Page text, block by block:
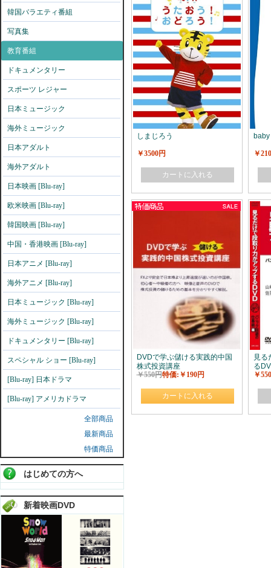
韓国バラエティ番組
写真集
教育番組
ドキュメンタリー
スポーツ レジャー
日本ミュージック
海外ミュージック
日本アダルト
海外アダルト
日本映画 [Blu-ray]
欧米映画 [Blu-ray]
韓国映画 [Blu-ray]
中国・香港映画 [Blu-ray]
日本アニメ [Blu-ray]
海外アニメ [Blu-ray]
日本ミュージック [Blu-ray]
海外ミュージック [Blu-ray]
ドキュメンタリー [Blu-ray]
スペシャル ショー [Blu-ray]
[Blu-ray] 日本ドラマ
[Blu-ray] アメリカドラマ
全部商品
最新商品
特価商品
はじめての方へ
新着映画DVD
しまじろう
￥3500円
カートに入れる
￥
DVDで学ぶ儲ける実践的中国
株式投資講座
￥550円特価:￥190円
カートに入れる
見る
る
編
￥